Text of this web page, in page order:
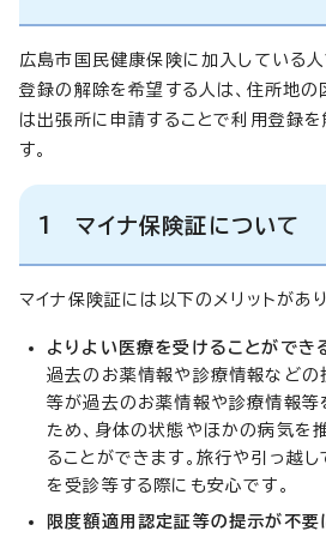
広島市国民健康保険に加入している人
登録の解除を希望する人は、住所地
は出張所に申請することで利用登録を
す。
1 マイナ保険証について
マイナ保険証には以下のメリットがあり
よりよい医療を受けることができ
過去のお薬情報や診療情報などの
等が過去のお薬情報や診療情報等
ため、身体の状態やほかの病気を
ることができます。旅行や引っ越
を受診等する際にも安心です。
限度額適用認定証等の提示が不要